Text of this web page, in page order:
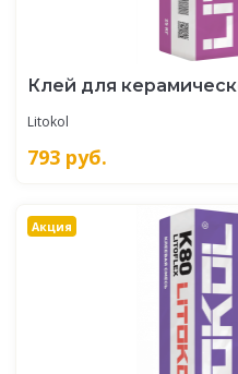
Клей для
Litokol
793 руб.
Акция